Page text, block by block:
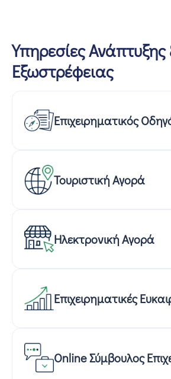
Υπηρεσίες Ανάπτυξης
Εξωστρέφειας
Επιχειρηματικός
Τουριστική Αγορά
Ηλεκτρονική Αγορά
Επιχειρηματικές
Online Σύμβουλος